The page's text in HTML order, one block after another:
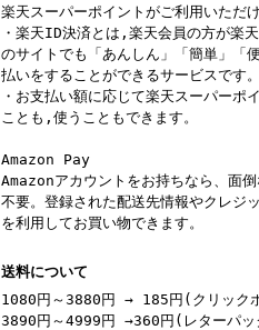
楽天スーパーポイントがご利用いただけ
・楽天ID決済とは,楽天会員の方が楽
のサイトでも「あんしん」「簡単」「
払いをすることができるサービスです。
・お支払い額に応じて楽天スーパーポ
ことも,使うこともできます。
Amazon Pay
Amazonアカウントをお持ちなら、面
不要。登録された配送先情報やクレジ
を利用してお買い物できます。
送料について
1080円～3880円 → 185円(クリックポ
3890円～4999円 →360円(レターパッ